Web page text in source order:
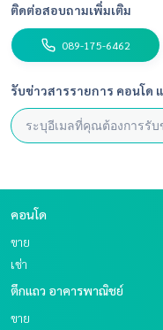
ติดต่อสอบถามเพิ่มเติม
089-175-6462
รับข่าวสารรายการ คอนโด
คอนโด
ขาย
เช่า
ตึกแถว อาคารพาณิชย์
ขาย